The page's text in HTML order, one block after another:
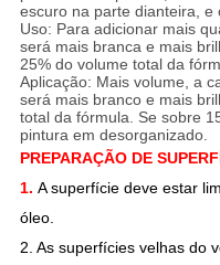
escuro na parte dianteira, e
Uso: Para adicionar mais
será mais branca e mais
25% do volume total da
Aplicação: Mais volume, a
será mais branco e mais
total da fórmula. Se sobre
pintura em desorganizado.
PREPARAÇÃO DE
1. A superfície deve estar
óleo.
2. As superfícies velhas do